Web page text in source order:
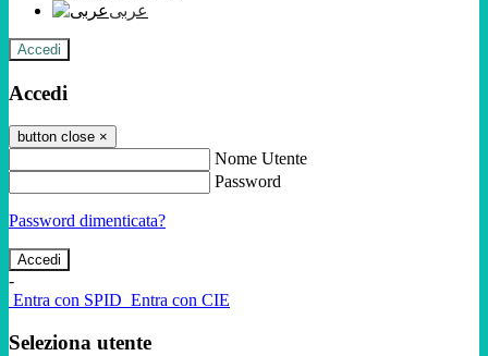
عربى
Accedi
Accedi
button close ×
Nome Utente
Password
Password dimenticata?
-
Entra con SPID Entra con CIE
Seleziona utente